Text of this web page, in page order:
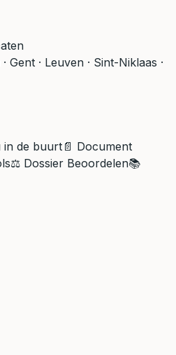
Gent · Leuven · Sint-Niklaas ·
in de buurt 📄 Document
⚖️ Dossier Beoordelen📚